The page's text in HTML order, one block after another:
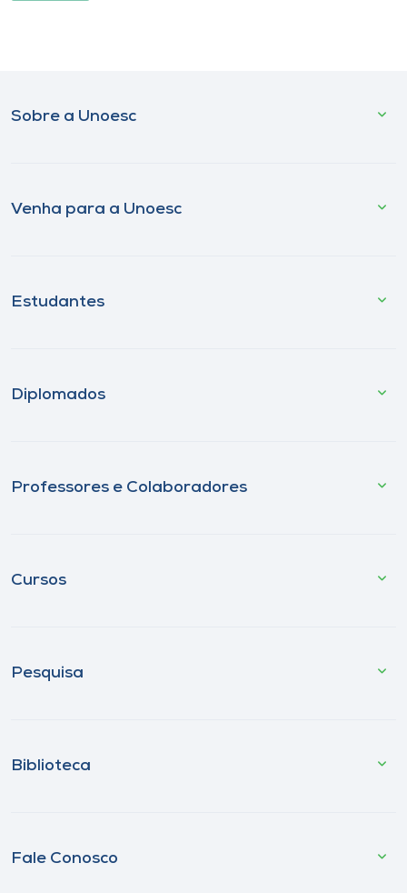
Sobre a Unoesc
Venha para a Unoesc
Estudantes
Diplomados
Professores e Colaboradores
Cursos
Pesquisa
Biblioteca
Fale Conosco